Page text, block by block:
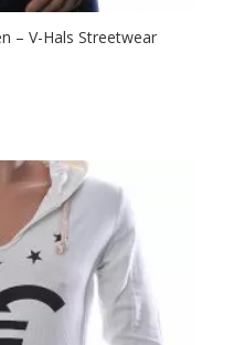
– V-Hals Streetwear